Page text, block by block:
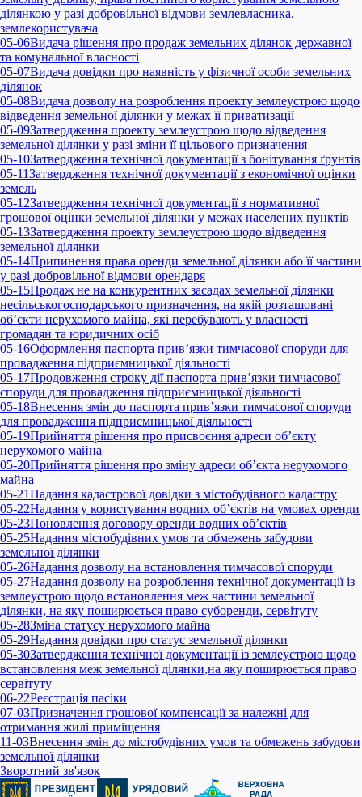
ділянкою у разі добровільної відмови землевласника,
землекористувача
05-06Видача рішення про продаж земельних ділянок державної
та комунальної власності
05-07Видача довідки про наявність у фізичної особи земельних
ділянок
05-08Видача дозволу на розроблення проекту землеустрою щодо
відведення земельної ділянки у межах її приватизації
05-09Затвердження проекту землеустрою щодо відведення
земельної ділянки у разі зміни її цільового призначення
05-10Затвердження технічної документації з бонітування ґрунтів
05-11Затвердження технічної документації з економічної оцінки
земель
05-12Затвердження технічної документації з нормативної
грошової оцінки земельної ділянки у межах населених пунктів
05-13Затвердження проекту землеустрою щодо відведення
земельної ділянки
05-14Припинення права оренди земельної ділянки або її частини
у разі добровільної відмови орендаря
05-15Продаж не на конкурентних засадах земельної ділянки
несільськогосподарського призначення, на якій розташовані
об’єкти нерухомого майна, які перебувають у власності
громадян та юридичних осіб
05-16Оформлення паспорта прив’язки тимчасової споруди для
провадження підприємницької діяльності
05-17Продовження строку дії паспорта прив’язки тимчасової
споруди для провадження підприємницької діяльності
05-18Внесення змін до паспорта прив’язки тимчасової споруди
для провадження підприємницької діяльності
05-19Прийняття рішення про присвоєння адреси об’єкту
нерухомого майна
05-20Прийняття рішення про зміну адреси об’єкта нерухомого
майна
05-21Надання кадастрової довідки з містобудівного кадастру
05-22Надання у користування водних об’єктів на умовах оренди
05-23Поновлення договору оренди водних об’єктів
05-25Надання містобудівних умов та обмежень забудови
земельної ділянки
05-26Надання дозволу на встановлення тимчасової споруди
05-27Надання дозволу на розроблення технічної документації із
землеустрою щодо встановлення меж частини земельної
ділянки, на яку поширюється право суборенди, сервітуту
05-28Зміна статусу нерухомого майна
05-29Надання довідки про статус земельної ділянки
05-30Затвердження технічної документації із землеустрою щодо
встановлення меж земельної ділянки,на яку поширюється право
сервітуту
06-22Реєстрація пасіки
07-03Призначення грошової компенсації за належні для
отримання жилі приміщення
11-03Внесення змін до містобудівних умов та обмежень забудови
земельної ділянки
Зворотний зв'язок